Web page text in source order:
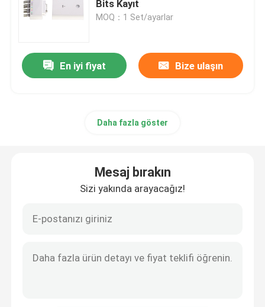
EKG Holter Kaydedici
Bits Kayıt
MOQ：1 Set/ayarlar
En iyi fiyat Bize ulaşın
Daha fazla göster
Mesaj bırakın
Sizi yakında arayacağız!